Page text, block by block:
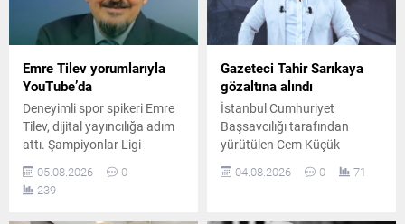
Emre Tilev yorumlarıyla
YouTube’da
Deneyimli spor spikeri Emre
Tilev, dijital yayıncılığa adım
attı. Şampiyonlar Ligi
kazınan Emre Tilev, kurduğu
YouTube kanalında her
05.08.2026
0
239
Gazeteci Tahir Sarıkaya
gözaltına alındı
İstanbul Cumhuriyet
Başsavcılığı tarafından
yürütülen Cem Küçük
gazeteci Tahir Sarıkaya
04.08.2026 0 71